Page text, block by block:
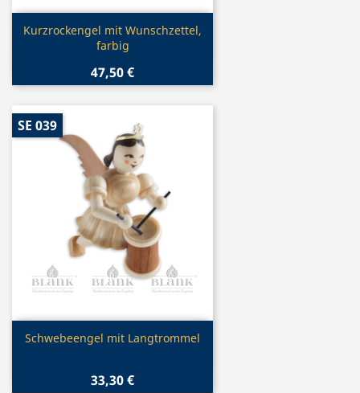
Vorschau
Kurzrockengel mit Wunschzettel,
farbig
47,50 €
Vorschau
Schwebeengel mit Langtrommel
33,30 €
SE 039